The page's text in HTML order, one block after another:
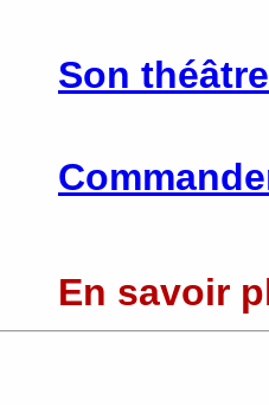
Son
En savoir